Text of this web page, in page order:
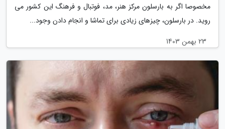
مخصوصا اگر به بارسلون مرکز هنر، مد، فوتبال و فرهنگ این کشور می
روید. در بارسلون، چیزهای زیادی برای تماشا و انجام دادن وجود...
23 بهمن 1403